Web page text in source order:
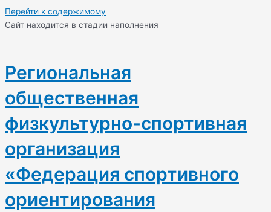
Перейти к содержимому
Cайт находится в стадии наполнения
Региональная
общественная
физкультурно-спортивная
организация
«Федерация спортивного
ориентирования